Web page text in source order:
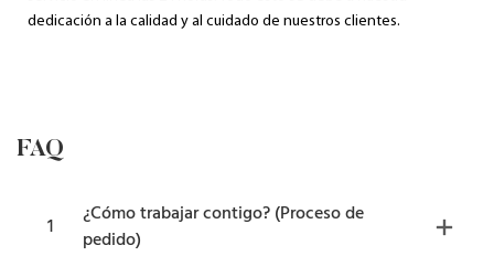
dedicación a la calidad y al cuidado de nuestros clientes.
FAQ
1
¿Cómo trabajar contigo? (Proceso de
pedido)